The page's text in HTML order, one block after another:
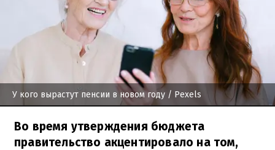
У кого вырастут пенсии в новом году / Pexels
Во время утверждения бюджета
правительство акцентировало на том,